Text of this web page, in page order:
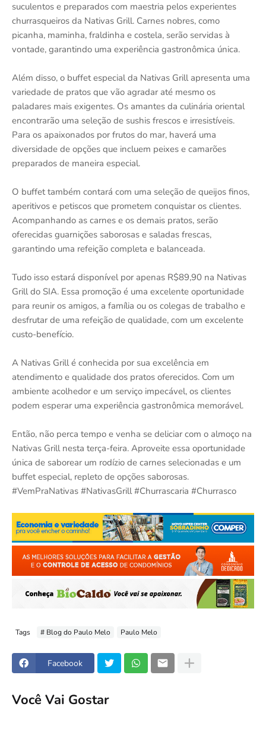
suculentos e preparados com maestria pelos experientes
churrasqueiros da Nativas Grill. Carnes nobres, como
picanha, maminha, fraldinha e costela, serão servidas à
vontade, garantindo uma experiência gastronômica única.
Além disso, o buffet especial da Nativas Grill apresenta uma
variedade de pratos que vão agradar até mesmo os
paladares mais exigentes. Os amantes da culinária oriental
encontrarão uma seleção de sushis frescos e irresistíveis.
Para os apaixonados por frutos do mar, haverá uma
diversidade de opções que incluem peixes e camarões
preparados de maneira especial.
O buffet também contará com uma seleção de queijos finos,
aperitivos e petiscos que prometem conquistar os clientes.
Acompanhando as carnes e os demais pratos, serão
oferecidas guarnições saborosas e saladas frescas,
garantindo uma refeição completa e balanceada.
Tudo isso estará disponível por apenas R$89,90 na Nativas
Grill do SIA. Essa promoção é uma excelente oportunidade
para reunir os amigos, a família ou os colegas de trabalho e
desfrutar de uma refeição de qualidade, com um excelente
custo-benefício.
A Nativas Grill é conhecida por sua excelência em
atendimento e qualidade dos pratos oferecidos. Com um
ambiente acolhedor e um serviço impecável, os clientes
podem esperar uma experiência gastronômica memorável.
Então, não perca tempo e venha se deliciar com o almoço na
Nativas Grill nesta terça-feira. Aproveite essa oportunidade
única de saborear um rodízio de carnes selecionadas e um
buffet especial, repleto de opções saborosas.
#VemPraNativas #NativasGrill #Churrascaria #Churrasco
Tags # Blog do Paulo Melo Paulo Melo
Facebook
Você Vai Gostar